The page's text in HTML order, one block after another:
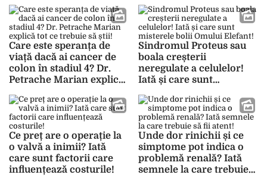
Care este speranța de
viață dacă ai cancer de
colon în stadiul 4? Dr.
Petrache Marian explică
Sindromul Proteus sau
boala creșterii
neregulate a celulelor!
Iată și care sunt
Elefant!
Ce preț are o operație la
o valvă a inimii? Iată
care sunt factorii care
influențează costurile!
Unde dor rinichii și ce
simptome pot indica o
problemă renală? Iată
semnele la care trebuie